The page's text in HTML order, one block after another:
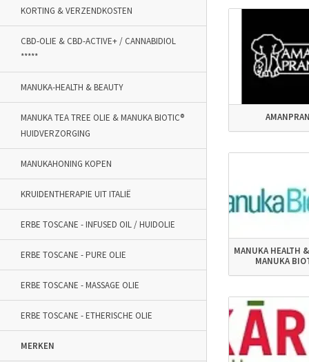
KORTING & VERZENDKOSTEN
CBD-OLIE & CBD-ACTIVE+ / CANNABIDIOL
*****
MANUKA-HEALTH & BEAUTY
MANUKA TEA TREE OLIE & MANUKA BIOTIC®
HUIDVERZORGING
MANUKAHONING KOPEN
KRUIDENTHERAPIE UIT ITALIË
ERBE TOSCANE - INFUSED OIL / HUIDOLIE
ERBE TOSCANE - PURE OLIE
ERBE TOSCANE - MASSAGE OLIE
ERBE TOSCANE - ETHERISCHE OLIE
MERKEN
MANUKA HEALTH
MANUKA